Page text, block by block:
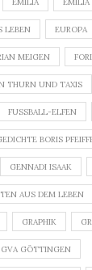
LEBEN EUROPA
MEIGEN
THURN UND TAXIS
FUSSBALL-ELFEN
BORIS
GENNADI ISAAK
AUS DEM LEBEN
GRAPHIK
GVA GÖTTINGEN